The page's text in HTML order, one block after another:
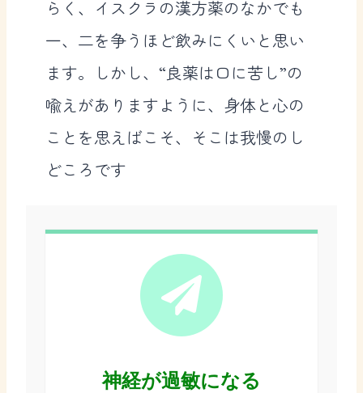
らく、イスクラの漢方薬のなかでも
一、二を争うほど飲みにくいと思い
ます。しかし、“良薬は口に苦し”の
喩えがありますように、身体と心の
ことを思えばこそ、そこは我慢のし
どころです
神経が過敏になる